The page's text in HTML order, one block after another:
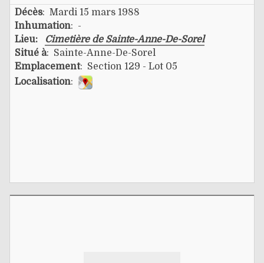
Décès: Mardi 15 mars 1988
Inhumation: -
Lieu:
Cimetière de Sainte-Anne-De-Sorel
Situé à: Sainte-Anne-De-Sorel
Emplacement: Section 129 - Lot 05
Localisation: